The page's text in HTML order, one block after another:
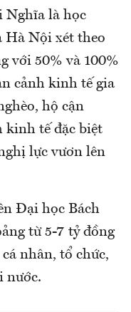
Nghĩa là học
Hà Nội xét theo
với 50% và 100%
cảnh kinh tế gia
hộ cận
kinh tế đặc biệt
lực vươn lên
Đại học Bách
từ 5-7 tỷ đồng
nhân, tổ chức,
nước.